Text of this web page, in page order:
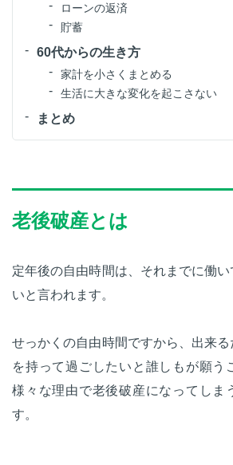
ローンの返済
貯蓄
60代からの生き方
家計を小さくまとめる
生活に大きな変化を起こさない
まとめ
老後破産とは
定年後の自由時間は、それまでに働
いと言われます。
せっかくの自由時間ですから、出来る
を持って過ごしたいと誰しもが願う
様々な理由で老後破産になってしま
す。